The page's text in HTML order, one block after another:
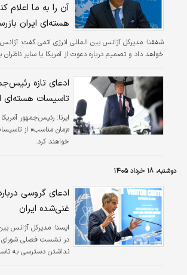
آن را به ما اعلام
هسته‌ای ایران
شفقنا: مدیرکل آژانس بین المللی انرژی اتمی گفت: آژانس
خواهد داد و تصمیم درباره دعوت از آمریکا یا سایر
ادعای تازه
تاسیسات هسته‌ای
ایرنا: رئیس‌جمهور
«زمان مناسب» از
خواهند کرد.
دوشنبه، ۱۸ خرداد ۱۴۰۵
ادعای گروسی
غنی‌شده ایران
ايسنا: مدیرکل آژانس
در نشست فصلی
نداشتن دسترسی به